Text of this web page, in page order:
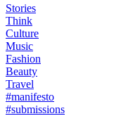
Stories
Think
Culture
Music
Fashion
Beauty
Travel
#manifesto
#submissions